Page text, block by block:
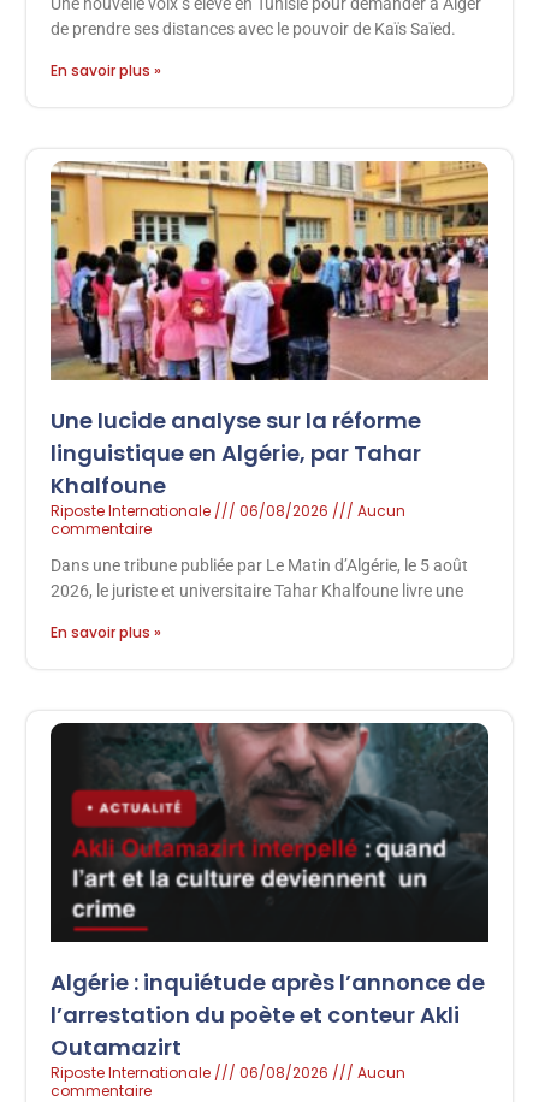
Une nouvelle voix s’élève en Tunisie pour demander à Alger
de prendre ses distances avec le pouvoir de Kaïs Saïed.
En savoir plus »
Une lucide analyse sur la réforme
linguistique en Algérie, par Tahar
Khalfoune
Riposte Internationale 06/08/2026
Aucun
commentaire
Dans une tribune publiée par Le Matin d’Algérie, le 5 août
2026, le juriste et universitaire Tahar Khalfoune livre une
En savoir plus »
Algérie : inquiétude après l’annonce de
l’arrestation du poète et conteur Akli
Outamazirt
Riposte Internationale 06/08/2026
Aucun
commentaire